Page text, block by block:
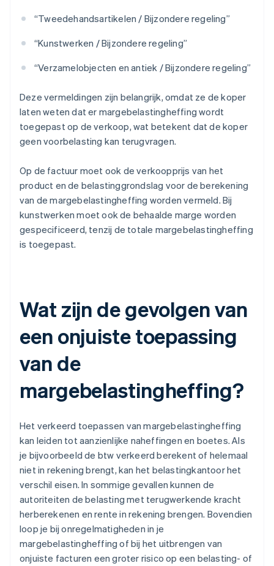
“Tweedehandsartikelen / Bijzondere regeling”
“Kunstwerken / Bijzondere regeling”
“Verzamelobjecten en antiek / Bijzondere regeling”
Deze vermeldingen zijn belangrijk, omdat ze de koper
laten weten dat er margebelastingheffing wordt
toegepast op de verkoop, wat betekent dat de koper
geen voorbelasting kan terugvragen.
Op de factuur moet ook de verkoopprijs van het
product en de belastinggrondslag voor de berekening
van de margebelastingheffing worden vermeld. Bij
kunstwerken moet ook de behaalde marge worden
gespecificeerd, tenzij de totale margebelastingheffing
is toegepast.
Wat zijn de gevolgen van
een onjuiste toepassing
van de
margebelastingheffing?
Het verkeerd toepassen van margebelastingheffing
kan leiden tot aanzienlijke naheffingen en boetes. Als
je bijvoorbeeld de btw verkeerd berekent of helemaal
niet in rekening brengt, kan het belastingkantoor het
verschil eisen. In sommige gevallen kunnen de
autoriteiten de belasting met terugwerkende kracht
herberekenen en rente in rekening brengen. Bovendien
loop je bij onregelmatigheden in je
margebelastingheffing of bij het uitbrengen van
onjuiste facturen een groter risico op een belasting- of